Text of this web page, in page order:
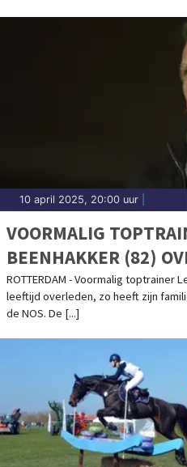
10 april 2025, 20:00 uur
VOORMALIG
BEENHAKKER (82)
ROTTERDAM - Voormalig toptrainer
leeftijd overleden, zo heeft zijn
de NOS. De [...]